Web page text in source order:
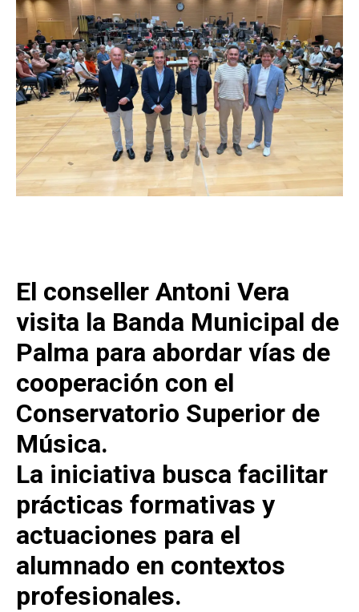
El conseller Antoni Vera
visita la Banda Municipal de
Palma para abordar vías de
cooperación con el
Conservatorio Superior de
Música.
La iniciativa busca facilitar
prácticas formativas y
actuaciones para el
alumnado en contextos
profesionales.